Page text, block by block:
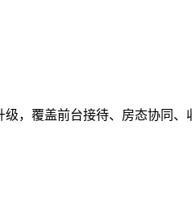
，覆盖前台接待、房态协同